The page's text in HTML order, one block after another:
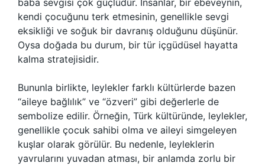
baba sevgisi çok güçlüdür. İnsanlar, bir ebeveynin,
kendi çocuğunu terk etmesinin, genellikle sevgi
eksikliği ve soğuk bir davranış olduğunu düşünür.
Oysa doğada bu durum, bir tür içgüdüsel hayatta
kalma stratejisidir.
Bununla birlikte, leylekler farklı kültürlerde bazen
“aileye bağlılık” ve “özveri” gibi değerlerle de
sembolize edilir. Örneğin, Türk kültüründe, leylekler,
genellikle çocuk sahibi olma ve aileyi simgeleyen
kuşlar olarak görülür. Bu nedenle, leyleklerin
yavrularını yuvadan atması, bir anlamda zorlu bir